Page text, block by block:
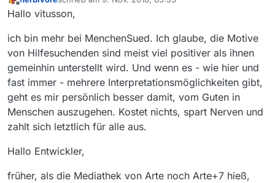
Offline zuletzt editiert von
Hallo vitusson,
ich bin mehr bei MenchenSued. Ich glaube, die Motive
von Hilfesuchenden sind meist viel positiver als ihnen
gemeinhin unterstellt wird. Und wenn es - wie hier und
fast immer - mehrere Interpretationsmöglichkeiten gibt,
geht es mir persönlich besser damit, vom Guten in
Menschen auszugehen. Kostet nichts, spart Nerven und
zahlt sich letztlich für alle aus.
Hallo Entwickler,
früher, als die Mediathek von Arte noch Arte+7 hieß,